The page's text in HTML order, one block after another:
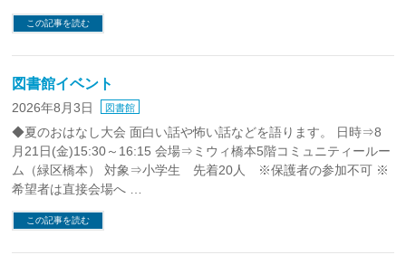
この記事を読む
図書館イベント
2026年8月3日 図書館
◆夏のおはなし大会 面白い話や怖い話などを語ります。 日時⇒8
月21日(金)15:30～16:15 会場⇒ミウィ橋本5階コミュニティールー
ム（緑区橋本） 対象⇒小学生 先着20人 ※保護者の参加不可 ※
希望者は直接会場へ …
この記事を読む